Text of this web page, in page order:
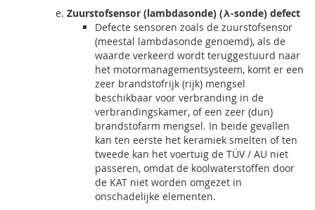
Zuurstofsensor (lambdasonde) (λ-sonde) defect
Defecte sensoren zoals de zuurstofsensor
(meestal lambdasonde genoemd), als de
waarde verkeerd wordt teruggestuurd naar
het motormanagementsysteem, komt er een
zeer brandstofrijk (rijk) mengsel
beschikbaar voor verbranding in de
verbrandingskamer, of een zeer (dun)
brandstofarm mengsel. In beide gevallen
kan ten eerste het keramiek smelten of ten
tweede kan het voertuig de TÜV / AU niet
passeren, omdat de koolwaterstoffen door
de KAT niet worden omgezet in
onschadelijke elementen.